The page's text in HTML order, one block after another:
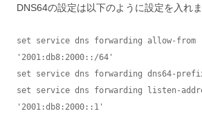
DNS64の設定は以下のように設定を入れま
set service dns forwarding allow-from
'2001:db8:2000::/64'
set service dns forwarding dns64-
set service dns forwarding listen-
'2001:db8:2000::1'